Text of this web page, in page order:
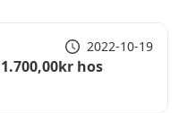
2022-10-19
hos